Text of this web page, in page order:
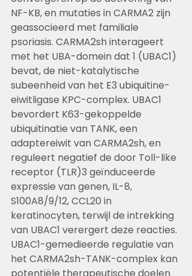
NF-KB, en mutaties in CARMA2 zijn
geassocieerd met familiale
psoriasis. CARMA2sh interageert
met het UBA-domein dat 1 (UBAC1)
bevat, de niet-katalytische
subeenheid van het E3 ubiquitine-
eiwitligase KPC-complex. UBAC1
bevordert K63-gekoppelde
ubiquitinatie van TANK, een
adaptereiwit van CARMA2sh, en
reguleert negatief de door Toll-like
receptor (TLR)3 geïnduceerde
expressie van genen, IL-8,
S100A8/9/12, CCL20 in
keratinocyten, terwijl de intrekking
van UBAC1 verergert deze reacties.
UBAC1-gemedieerde regulatie van
het CARMA2sh-TANK-complex kan